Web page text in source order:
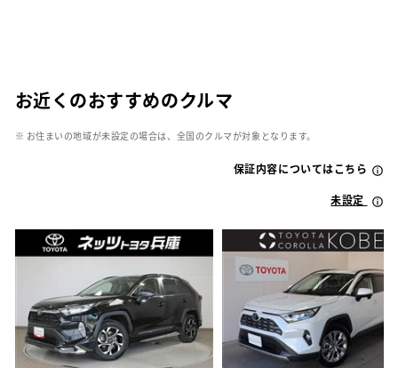
お近くのおすすめのクルマ
※ お住まいの地域が未設定の場合は、全国のクルマが対象となります。
保証内容についてはこちら
未設定